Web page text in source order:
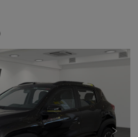
Next